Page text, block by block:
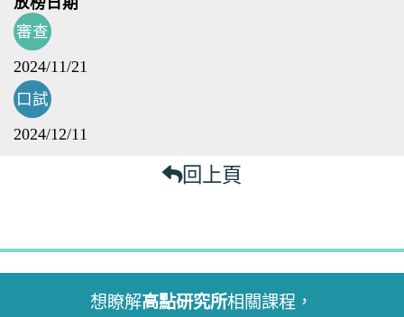
審查
2024/11/21
口試
2024/12/11
回上頁
想瞭解高點研究所相關課程，